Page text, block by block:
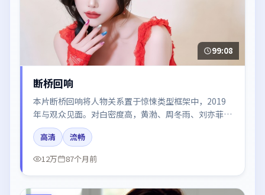
99:08
断桥回响
本片断桥回响将人物关系置于惊悚类型框架中，2019
年与观众见面。对白密度高，黄渤、周冬雨、刘亦菲、
倪妮的台词节奏值得关注；整体气质偏中国香港都市与
冷色调摄影。
高清
流畅
12万
87个月前